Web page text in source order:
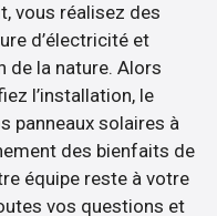
vous réalisez des
d’électricité et
de la nature. Alors
l’installation, le
panneaux solaires à
des bienfaits de
équipe reste à votre
vos questions et